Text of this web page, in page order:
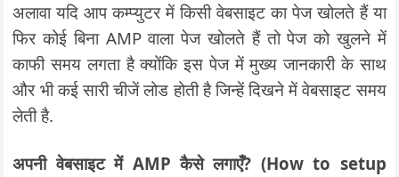
अलावा यदि आप कम्प्युटर में किसी वेबसाइट का पेज खोलते हैं या
फिर कोई बिना AMP वाला पेज खोलते हैं तो पेज को खुलने में
काफी समय लगता है क्योंकि इस पेज में मुख्य जानकारी के साथ
और भी कई सारी चीजें लोड होती है जिन्हें दिखने में वेबसाइट समय
लेती है.
अपनी वेबसाइट में AMP कैसे लगाएँ? (How to setup